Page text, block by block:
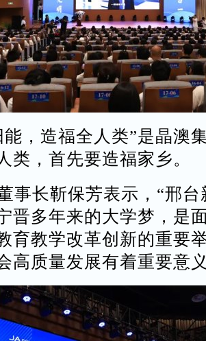
，造福全人类”是晶澳
类，首先要造福家乡。
事长靳保芳表示，“邢台
晋多年来的大学梦，是
育教学改革创新的重要
高质量发展有着重要意